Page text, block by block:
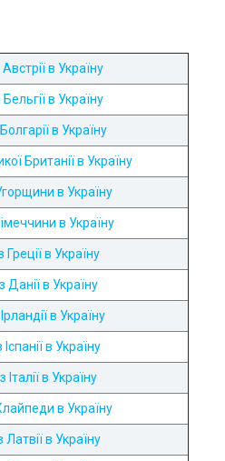
в Україну
в Україну
в Україну
Британії в Україну
в Україну
в Україну
в Україну
Данії в Україну
в Україну
в Україну
в Україну
в Україну
в Україну